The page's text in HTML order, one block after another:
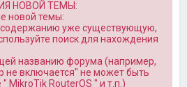
НОВОЙ ТЕМЫ:
новой темы:
уже существующую,
поиск для нахождения
названию форума (например,
не включается" не может быть
RouterOS " и т.п.)